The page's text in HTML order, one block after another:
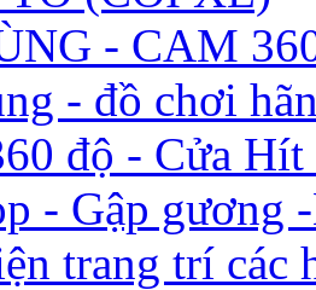
- CAM
- đồ chơi
độ - Cửa
- Gập gương
trang trí các